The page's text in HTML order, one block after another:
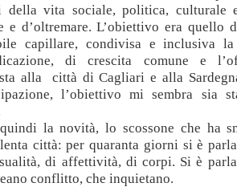
della vita sociale, politica, culturale
e d’oltremare. L’obiettivo era quello
capillare, condivisa e inclusiva
di crescita comune e
alla città di Cagliari e alla
l’obiettivo mi sembra sia
la novità, lo scossone che ha
città: per quaranta giorni si è
di affettività, di corpi. Si è
conflitto, che inquietano.